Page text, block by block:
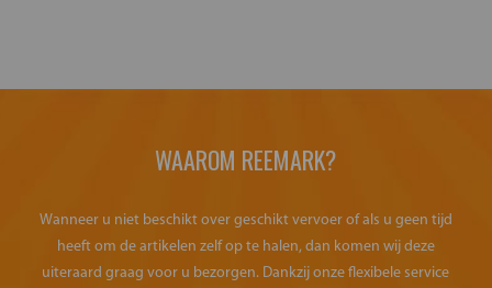
WAAROM REEMARK?
Wanneer u niet beschikt over geschikt vervoer of als u geen tijd
heeft om de artikelen zelf op te halen, dan komen wij deze
uiteraard graag voor u bezorgen. Dankzij onze flexibele service